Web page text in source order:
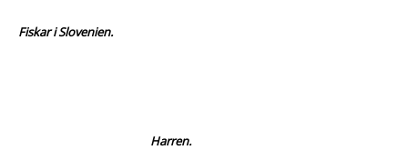
Fiskar i Slovenien.
Harren.